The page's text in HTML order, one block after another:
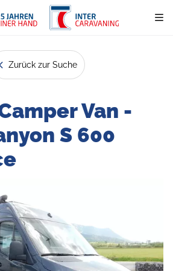
Zurück zur Suche
Van -
S 600